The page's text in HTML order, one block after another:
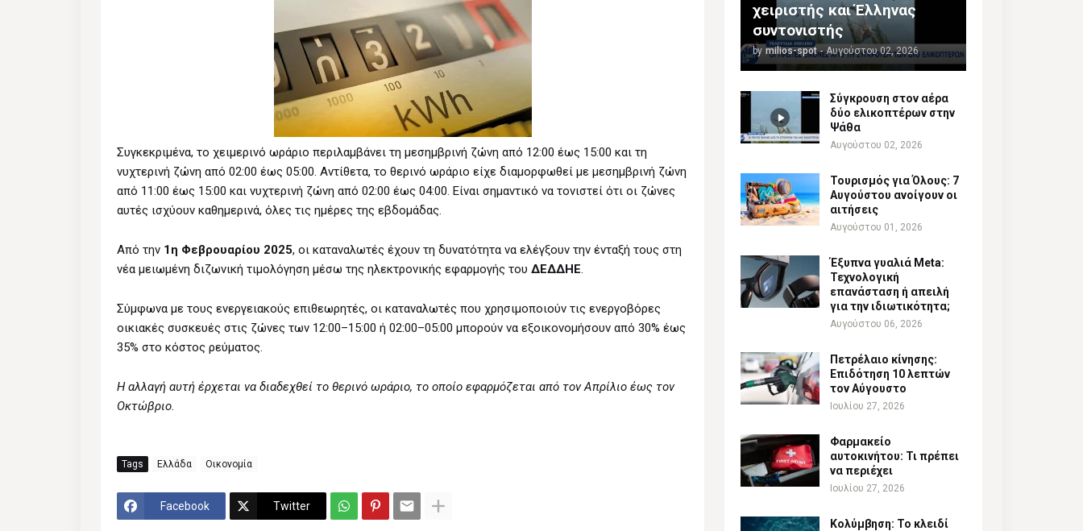
Συγκεκριμένα, το χειμερινό ωράριο περιλαμβάνει τη μεσημβρινή ζώνη από 12:00 έως 15:00 και τη
νυχτερινή ζώνη από 02:00 έως 05:00. Αντίθετα, το θερινό ωράριο είχε διαμορφωθεί με μεσημβρινή ζώνη
από 11:00 έως 15:00 και νυχτερινή ζώνη από 02:00 έως 04:00. Είναι σημαντικό να τονιστεί ότι οι ζώνες
αυτές ισχύουν καθημερινά, όλες τις ημέρες της εβδομάδας.
Από την 1η Φεβρουαρίου 2025, οι καταναλωτές έχουν τη δυνατότητα να ελέγξουν την ένταξή τους στη
νέα μειωμένη διζωνική τιμολόγηση μέσω της ηλεκτρονικής εφαρμογής του ΔΕΔΔΗΕ.
Σύμφωνα με τους ενεργειακούς επιθεωρητές, οι καταναλωτές που χρησιμοποιούν τις ενεργοβόρες
οικιακές συσκευές στις ζώνες των 12:00–15:00 ή 02:00–05:00 μπορούν να εξοικονομήσουν από 30% έως
35% στο κόστος ρεύματος.
Η αλλαγή αυτή έρχεται να διαδεχθεί το θερινό ωράριο, το οποίο εφαρμόζεται από τον Απρίλιο έως τον
Οκτώβριο.
Tags Ελλάδα Οικονομία
Facebook Twitter
χειριστής και Έλληνας
συντονιστής
by milios-spot - Αυγούστου 02, 2026
Σύγκρουση στον αέρα
δύο ελικοπτέρων στην
Ψάθα
Αυγούστου 02, 2026
Τουρισμός για Όλους: 7
Αυγούστου ανοίγουν οι
αιτήσεις
Αυγούστου 01, 2026
Έξυπνα γυαλιά Meta:
Τεχνολογική
επανάσταση ή απειλή
για την ιδιωτικότητα;
Αυγούστου 06, 2026
Πετρέλαιο κίνησης:
Επιδότηση 10 λεπτών
τον Αύγουστο
Ιουλίου 27, 2026
Φαρμακείο
αυτοκινήτου: Τι πρέπει
να περιέχει
Ιουλίου 27, 2026
Κολύμβηση: Το κλειδί